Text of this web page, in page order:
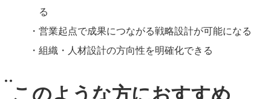
る
営業起点で成果につながる戦略設計が可能になる
組織・人材設計の方向性を明確化できる
このような方におすすめ